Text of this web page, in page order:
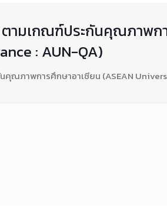
ตามเกณฑ์ประกันคุณภาพก
: AUN-QA)
คุณภาพการศึกษาอาเซียน (ASEAN